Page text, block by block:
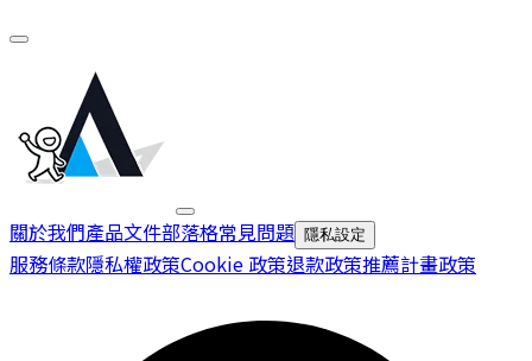
關於我們產品文件部落格常見問題 隱私設定
服務條款隱私權政策Cookie 政策退款政策推薦計畫政策